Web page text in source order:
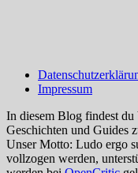
Impressum
In diesem Blog findest du
Geschichten und Guides
Unser Motto: Ludo ergo
vollzogen werden,